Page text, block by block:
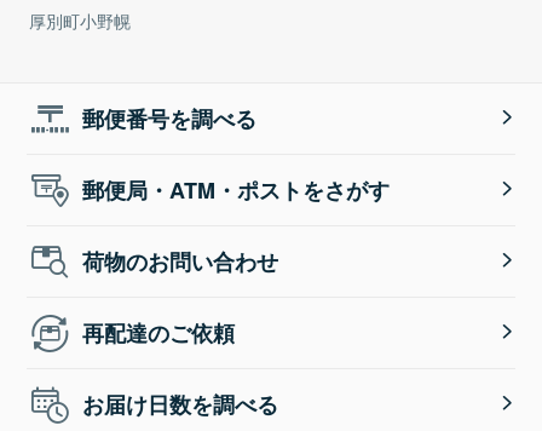
厚別町小野幌
郵便番号を調べる
郵便局・ATM・ポストをさがす
荷物のお問い合わせ
再配達のご依頼
お届け日数を調べる